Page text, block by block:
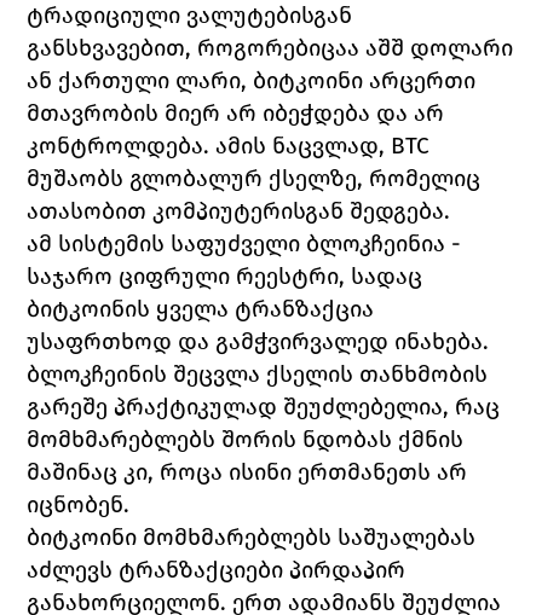
ტრადიციული ვალუტებისგან
განსხვავებით, როგორებიცაა აშშ დოლარი
ან ქართული ლარი, ბიტკოინი არცერთი
მთავრობის მიერ არ იბეჭდება და არ
კონტროლდება. ამის ნაცვლად, BTC
მუშაობს გლობალურ ქსელზე, რომელიც
ათასობით კომპიუტერისგან შედგება.
ამ სისტემის საფუძველი ბლოკჩეინია -
საჯარო ციფრული რეესტრი, სადაც
ბიტკოინის ყველა ტრანზაქცია
უსაფრთხოდ და გამჭვირვალედ ინახება.
ბლოკჩეინის შეცვლა ქსელის თანხმობის
გარეშე პრაქტიკულად შეუძლებელია, რაც
მომხმარებლებს შორის ნდობას ქმნის
მაშინაც კი, როცა ისინი ერთმანეთს არ
იცნობენ.
ბიტკოინი მომხმარებლებს საშუალებას
აძლევს ტრანზაქციები პირდაპირ
განახორციელონ. ერთ ადამიანს შეუძლია